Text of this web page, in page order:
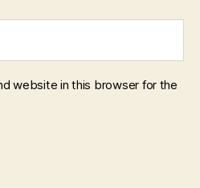
website in this browser for the